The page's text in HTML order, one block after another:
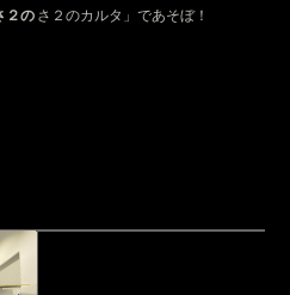
２の さ２のカルタ」であそぼ！